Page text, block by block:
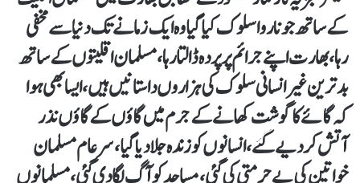
کے ساتھ جو ناروا سلوک کیا گیا وہ ایک زمانے تک دنیا سے مخفی
رہا، بھارت اپنے جرائم پر پردہ ڈالتا رہا، مسلمان اقلیتوں کے ساتھ
بدترین غیر انسانی سلوک کی ہزاروں داستانیں ہیں، ایسا بھی ہوا
کہ گائے کا گوشت کھانے کے جرم میں گاؤں کے گاؤں نذر
آتش کردیے گئے، انسانوں کو زندہ جلا دیا گیا، سرعام مسلمان